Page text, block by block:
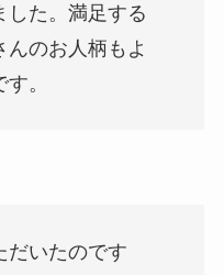
した。満足する
のお人柄もよ
。
だいたのです